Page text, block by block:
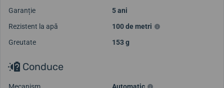
Garanție
5 ani
Rezistent la apă
100 de metri
Greutate
153 g
Conduce
Mecanism
Automatic